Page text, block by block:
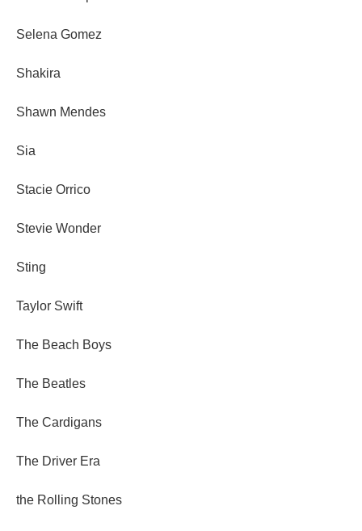
Selena Gomez
Shakira
Shawn Mendes
Sia
Stacie Orrico
Stevie Wonder
Sting
Taylor Swift
The Beach Boys
The Beatles
The Cardigans
The Driver Era
the Rolling Stones